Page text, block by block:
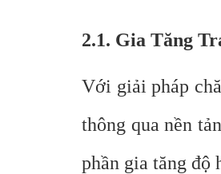
2.1. Gia Tăng
Với giải pháp
thông qua nền
phần gia tăng độ